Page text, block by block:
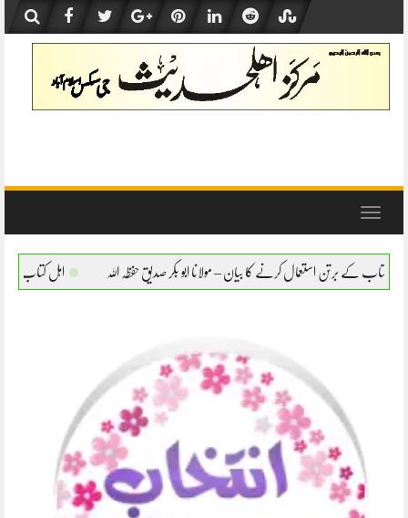
content
Toggle
کا بیان – مولانا ابو بکر صدیق حفظہ اللہ اہل کتاب کے برتن استعمال کرنے کا بیان –